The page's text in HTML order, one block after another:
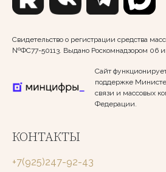
Свидетельство о регистрации средства
№ФС77-50113. Выдано Роскомнадзором 06
Сайт
поддержке
связи и массовых
Федерации.
КОНТАКТЫ
+7(925)247-92-43